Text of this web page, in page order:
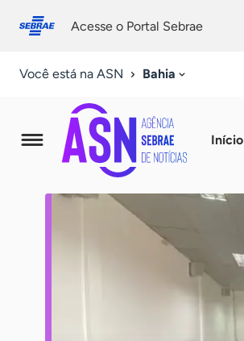
conosco
Acesse o Portal Sebrae
Você está na ASN Bahia
Agência
Sebrae
de
Notícias
Início